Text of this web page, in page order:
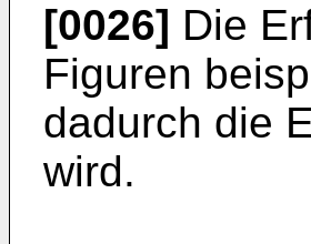
[0026] Die
Figuren
dadurch die
wird.